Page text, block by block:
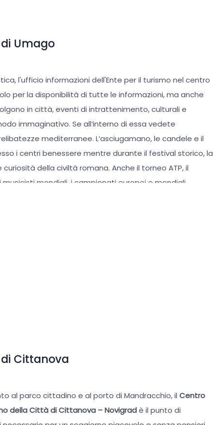
Umago
l'ufficio informazioni dell'Ente per il turismo nel centro
per la disponibilità di tutte le informazioni, ma anche
in città, eventi di intrattenimento, culturali e
immaginativo. Se all’interno di essa vedete
mediterranee. L’asciugamano, le candele e il
i centri benessere mentre durante il festival storico, la
della civiltà romana. Anche il torneo ATP, il
mondiali, i campionati europei e mondiali
- Come pianificare un giro ciclistico per la
molto tempo prima di trovarla, dice Milovan Popović,
a Milovan, qui ci sono anche Loretta Krota e Dario
e le informazioni, sia quelle orali che quelle
Cittanova
al parco cittadino e al porto di Mandracchio, il Centro
della Città di Cittanova – Novigradè il punto di